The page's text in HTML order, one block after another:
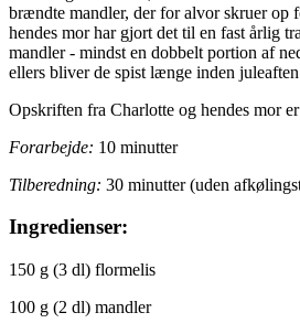
brændte mandler, der for alvor skruer op
hendes mor har gjort det til en fast årlig
mandler - mindst en dobbelt portion af
ellers bliver de spist længe inden
Opskriften fra Charlotte og hendes mor
Forarbejde: 10 minutter
Tilberedning: 30 minutter (uden
Ingredienser:
150 g (3 dl) flormelis
100 g (2 dl) mandler